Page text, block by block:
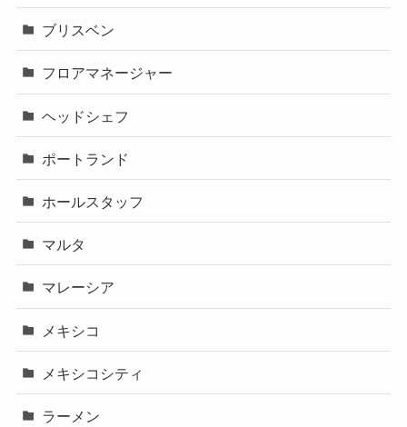
ブリスベン
フロアマネージャー
ヘッドシェフ
ポートランド
ホールスタッフ
マルタ
マレーシア
メキシコ
メキシコシティ
ラーメン